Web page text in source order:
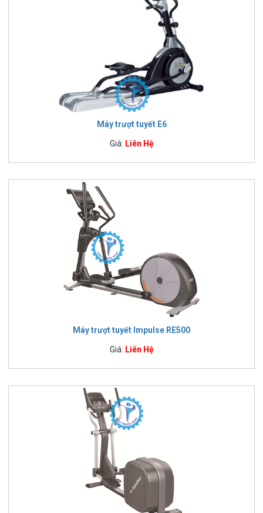
Máy trượt tuyết E6
Giá: Liên Hệ
Máy trượt tuyết Impulse RE500
Giá: Liên Hệ